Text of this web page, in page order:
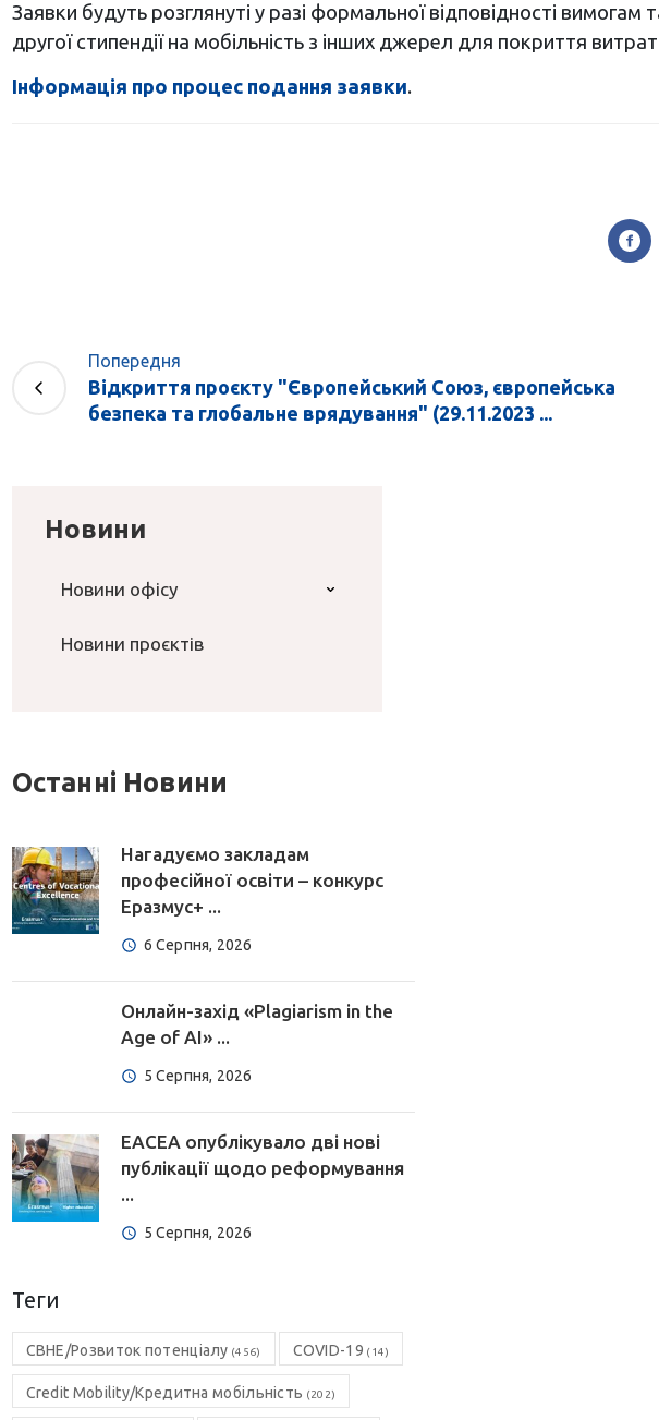
Заявки будуть розглянуті у разі формальної відповідності
другої стипендії на мобільність з інших джерел для покриття
Інформація про процес подання заявки.
Попередня
Відкриття проєкту "Європейський Союз, європейська
безпека та глобальне врядування" (29.11.2023 ...
Новини
Новини офісу
Новини проєктів
Останні Новини
Нагадуємо закладам
професійної освіти – конкурс
Еразмус+ ...
6 Серпня, 2026
Онлайн-захід «Plagiarism in the
Age of AI» ...
5 Серпня, 2026
EACEA опублікувало дві нові
публікації щодо реформування
...
5 Серпня, 2026
Теги
CBHE/Розвиток потенціалу (456) COVID-19 (14)
Credit Mobility/Кредитна мобільність (202)